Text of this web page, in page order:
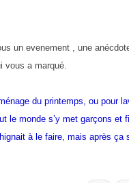
un evenement , une
vous a marqué.
du printemps, ou pour
le monde s’y met garçons et
à le faire, mais après ça